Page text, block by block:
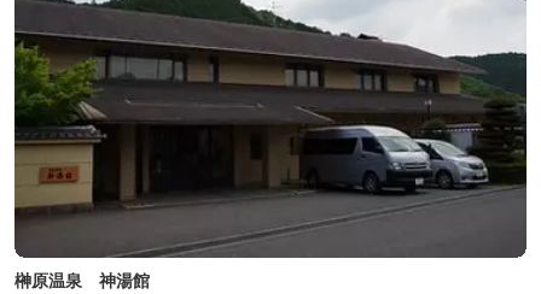
榊原温泉 神湯館